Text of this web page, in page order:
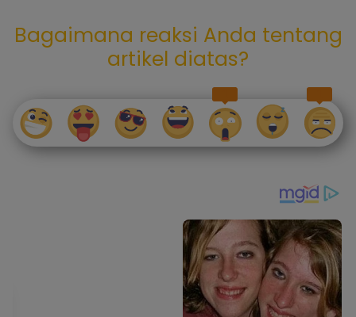
Bagaimana reaksi Anda tentang
artikel diatas?